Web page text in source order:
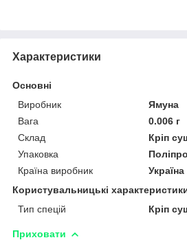
Характеристики
Основні
Виробник
Ямуна
Вага
0.006 г
Склад
Кріп
Упаковка
Країна виробник
Україна
Користувальницькі
Тип спецій
Кріп
Приховати